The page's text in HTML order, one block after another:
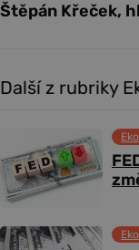
Štěpán Křeček,
Další z rubriky